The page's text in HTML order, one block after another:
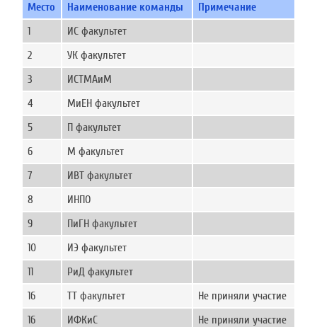
Место Наименование команды
Примечание
1
ИС факультет
2
УК факультет
3
ИСТМАиМ
4
МиЕН факультет
5
П факультет
6
М факультет
7
ИВТ факультет
8
ИНПО
9
ПиГН факультет
10
ИЭ факультет
11
РиД факультет
16
ТТ факультет
Не приняли участие
16
ИФКиС Не приняли участие